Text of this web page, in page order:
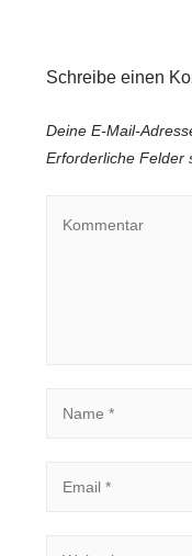
Schreibe einen
Deine E-Mail-
Erforderliche Felder